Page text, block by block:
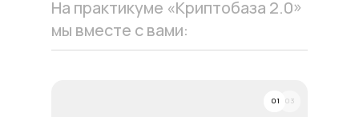
На практикуме «Криптобаза 2.0»
мы вместе с вами:
03
01